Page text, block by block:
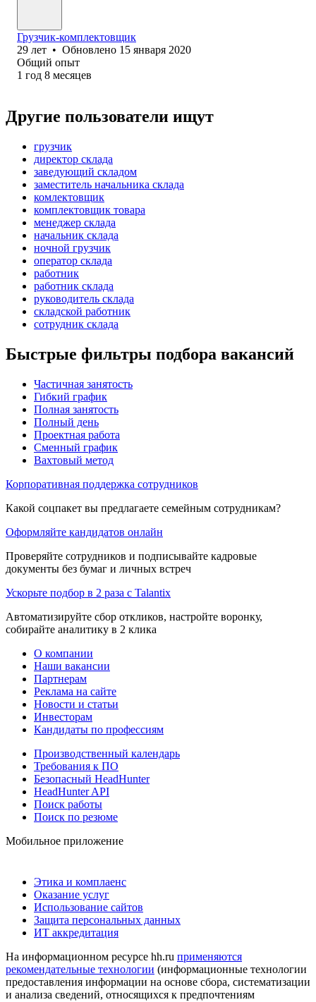
Грузчик-комплектовщик
29 лет • Обновлено 15 января 2020
Общий опыт
1 год 8 месяцев
Другие пользователи ищут
грузчик
директор склада
заведующий складом
заместитель начальника склада
комлектовщик
комплектовщик товара
менеджер склада
начальник склада
ночной грузчик
оператор склада
работник
работник склада
руководитель склада
складской работник
сотрудник склада
Быстрые фильтры подбора вакансий
Частичная занятость
Гибкий график
Полная занятость
Полный день
Проектная работа
Сменный график
Вахтовый метод
Корпоративная поддержка сотрудников
Какой соцпакет вы предлагаете семейным сотрудникам?
Оформляйте кандидатов онлайн
Проверяйте сотрудников и подписывайте кадровые
документы без бумаг и личных встреч
Ускорьте подбор в 2 раза с Talantix
Автоматизируйте сбор откликов, настройте воронку,
собирайте аналитику в 2 клика
О компании
Наши вакансии
Партнерам
Реклама на сайте
Новости и статьи
Инвесторам
Кандидаты по профессиям
Производственный календарь
Требования к ПО
Безопасный HeadHunter
HeadHunter API
Поиск работы
Поиск по резюме
Мобильное приложение
Этика и комплаенс
Оказание услуг
Использование сайтов
Защита персональных данных
ИТ аккредитация
На информационном ресурсе hh.ru применяются
рекомендательные технологии (информационные технологии
предоставления информации на основе сбора, систематизации
и анализа сведений, относящихся к предпочтениям